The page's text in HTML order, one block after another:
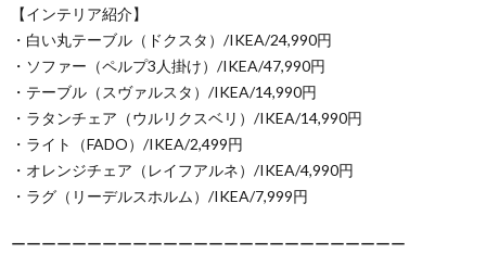
【インテリア紹介】
・白い丸テーブル（ドクスタ）/IKEA/24,990円
・ソファー（ペルプ3人掛け）/IKEA/47,990円
・テーブル（スヴァルスタ）/IKEA/14,990円
・ラタンチェア（ウルリクスベリ）/IKEA/14,990円
・ライト（FADO）/IKEA/2,499円
・オレンジチェア（レイフアルネ）/IKEA/4,990円
・ラグ（リーデルスホルム）/IKEA/7,999円
ーーーーーーーーーーーーーーーーーーーーーーーーーー